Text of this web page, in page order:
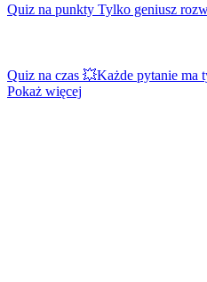
Quiz na punkty Tylko geniusz
Quiz na czas 💥Każde pytanie ma
Pokaż więcej